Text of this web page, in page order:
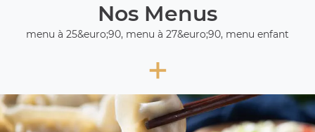
Nos Menus
menu à 25&euro;90, menu à 27&euro;90, menu enfant
+